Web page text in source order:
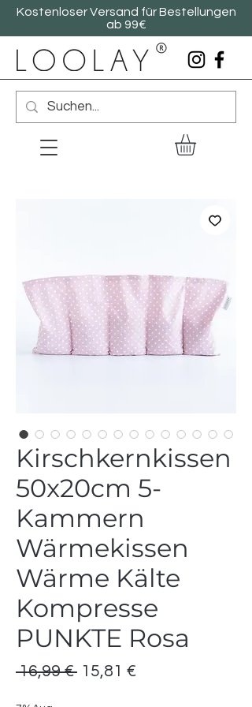
Kostenloser Versand für Bestellungen
ab 99€
Kirschkernkissen
50x20cm 5-
Kammern
Wärmekissen
Wärme Kälte
Kompresse
PUNKTE Rosa
16,99 € Standardpreis
15,81 €